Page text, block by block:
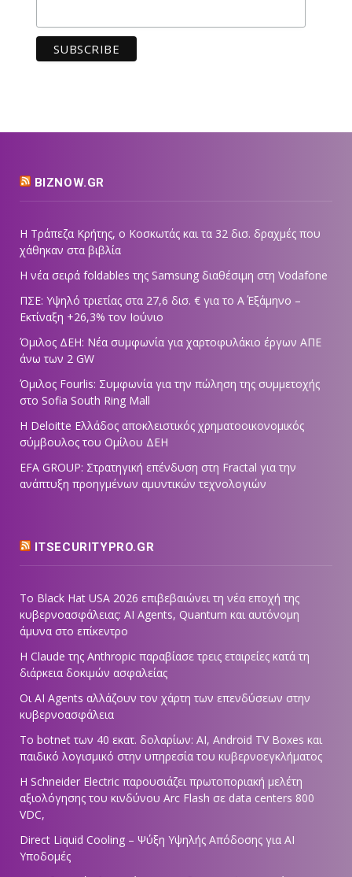
BIZNOW.GR
Η Τράπεζα Κρήτης, ο Κοσκωτάς και τα 32 δισ. δραχμές που
χάθηκαν στα βιβλία
Η νέα σειρά foldables της Samsung διαθέσιμη στη Vodafone
ΠΣΕ: Υψηλό τριετίας στα 27,6 δισ. € για το Α΄ Εξάμηνο –
Εκτίναξη +26,3% τον Ιούνιο
Όμιλος ΔΕΗ: Νέα συμφωνία για χαρτοφυλάκιο έργων ΑΠΕ
άνω των 2 GW
Όμιλος Fourlis: Συμφωνία για την πώληση της συμμετοχής
στο Sofia South Ring Mall
Η Deloitte Ελλάδος αποκλειστικός χρηματοοικονομικός
σύμβουλος του Ομίλου ΔΕΗ
EFA GROUP: Στρατηγική επένδυση στη Fractal για την
ανάπτυξη προηγμένων αμυντικών τεχνολογιών
ITSECURITYPRO.GR
Το Black Hat USA 2026 επιβεβαιώνει τη νέα εποχή της
κυβερνοασφάλειας: AI Agents, Quantum και αυτόνομη
άμυνα στο επίκεντρο
Η Claude της Anthropic παραβίασε τρεις εταιρείες κατά τη
διάρκεια δοκιμών ασφαλείας
Οι AI Agents αλλάζουν τον χάρτη των επενδύσεων στην
κυβερνοασφάλεια
Το botnet των 40 εκατ. δολαρίων: AI, Android TV Boxes και
παιδικό λογισμικό στην υπηρεσία του κυβερνοεγκλήματος
Η Schneider Electric παρουσιάζει πρωτοποριακή μελέτη
αξιολόγησης του κινδύνου Arc Flash σε data centers 800
VDC,
Direct Liquid Cooling – Ψύξη Υψηλής Απόδοσης για AI
Υποδομές